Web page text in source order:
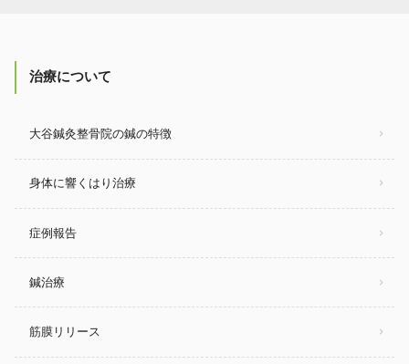
治療について
大谷鍼灸整骨院の鍼の特徴
身体に響くはり治療
症例報告
鍼治療
筋膜リリース